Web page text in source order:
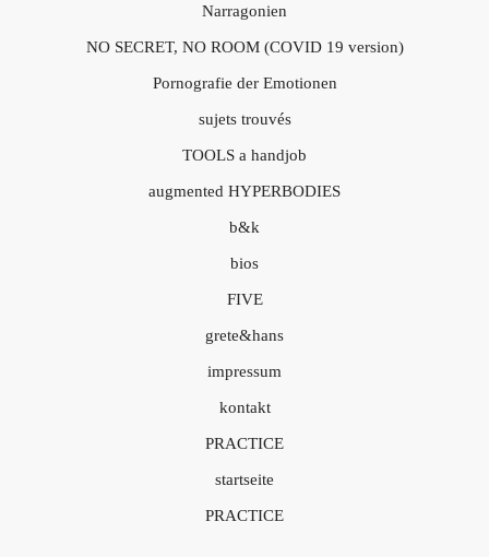
Narragonien
NO SECRET, NO ROOM (COVID 19 version)
Pornografie der Emotionen
sujets trouvés
TOOLS a handjob
augmented HYPERBODIES
b&k
bios
FIVE
grete&hans
impressum
kontakt
PRACTICE
startseite
PRACTICE